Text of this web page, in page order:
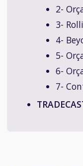
2-
3-
4-
5-
6-
7-